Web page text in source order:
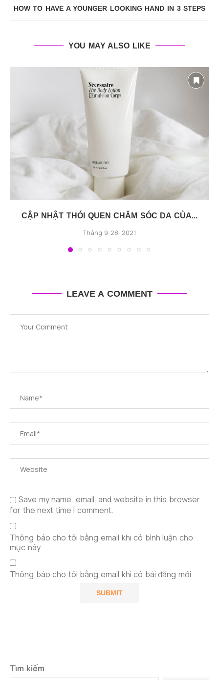
HOW TO HAVE A YOUNGER LOOKING HAND IN 3 STEPS
YOU MAY ALSO LIKE
CẬP NHẬT THÓI QUEN CHĂM SÓC DA CỦA...
Tháng 9 28, 2021
LEAVE A COMMENT
Save my name, email, and website in this browser
for the next time I comment.
Thông báo cho tôi bằng email khi có bình luận cho
mục này
Thông báo cho tôi bằng email khi có bài đăng mới
Tìm kiếm